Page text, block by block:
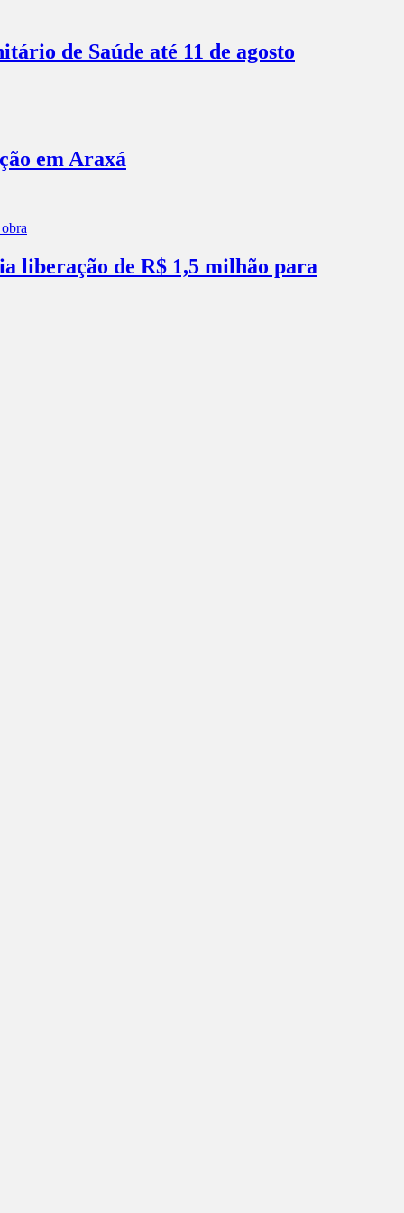
de Saúde até 11 de agosto
em Araxá
liberação de R$ 1,5 milhão para